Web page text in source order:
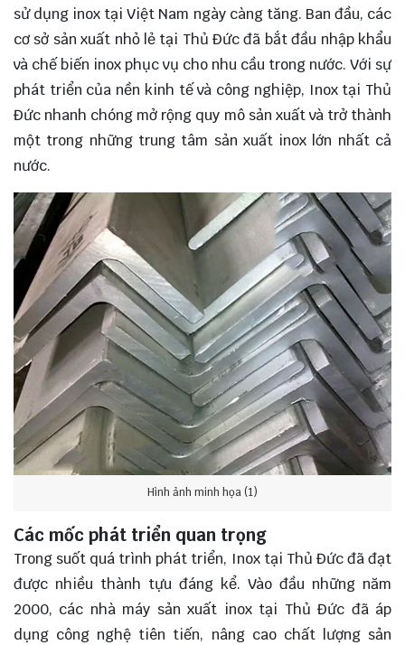
sử dụng inox tại Việt Nam ngày càng tăng. Ban đầu, các
cơ sở sản xuất nhỏ lẻ tại Thủ Đức đã bắt đầu nhập khẩu
và chế biến inox phục vụ cho nhu cầu trong nước. Với sự
phát triển của nền kinh tế và công nghiệp, Inox tại Thủ
Đức nhanh chóng mở rộng quy mô sản xuất và trở thành
một trong những trung tâm sản xuất inox lớn nhất cả
nước.
Hình ảnh minh họa (1)
Các mốc phát triển quan trọng
Trong suốt quá trình phát triển, Inox tại Thủ Đức đã đạt
được nhiều thành tựu đáng kể. Vào đầu những năm
2000, các nhà máy sản xuất inox tại Thủ Đức đã áp
dụng công nghệ tiên tiến, nâng cao chất lượng sản